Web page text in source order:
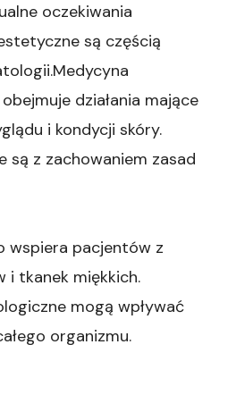
oczekiwania
są częścią
działania mające
i kondycji skóry.
są z zachowaniem zasad
wspiera pacjentów z
i tkanek miękkich.
mogą wpływać
organizmu.